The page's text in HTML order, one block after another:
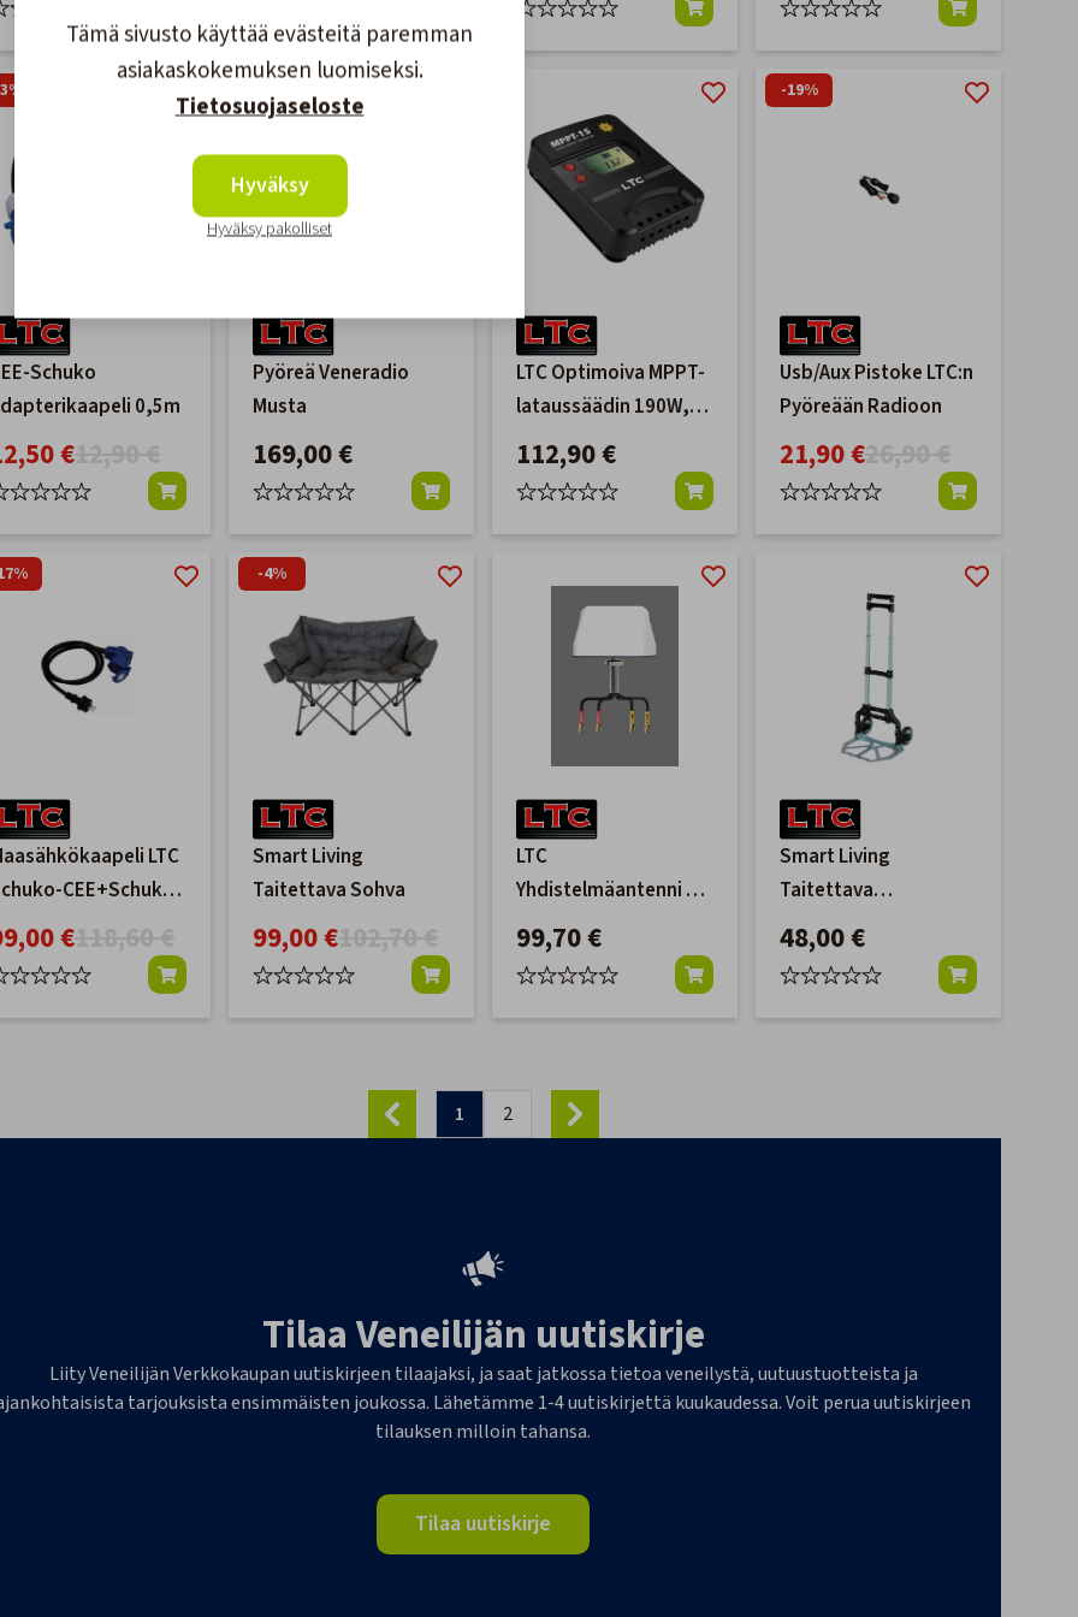
Schuko
0,5m
€
Pyöreä Veneradio
Musta
169,00 €
LTC Optimoiva MPPT-
lataussäädin 190W,
12/24V
112,90 €
-19%
Usb/Aux Pistoke LTC:n
Pyöreään Radioon
21,90 €
LTC
CEE+Schuko
€
-4%
Smart Living
Taitettava Sohva
99,00 €
LTC
Yhdistelmäantenni 4G
& WIFI
99,70 €
Smart Living
Taitettava
Nokkakärry
48,00 €
1 2
Tilaa Veneilijän uutiskirje
Liity Veneilijän Verkkokaupan uutiskirjeen tilaajaksi, ja saat jatkossa tietoa veneilystä, uutuustuotteista ja
tarjouksista ensimmäisten joukossa. Lähetämme 1-4 uutiskirjettä kuukaudessa. Voit perua uutiskirjeen
tilauksen milloin tahansa.
Tilaa uutiskirje
Tämä sivusto käyttää evästeitä paremman
asiakaskokemuksen luomiseksi.
Tietosuojaseloste
Hyväksy
Hyväksy pakolliset